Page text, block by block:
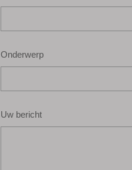
Onderwerp
Uw bericht